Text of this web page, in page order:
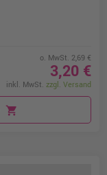
o. MwSt. 2,69 €
3,20 €
inkl. MwSt. zzgl. Versand
shopping_cart